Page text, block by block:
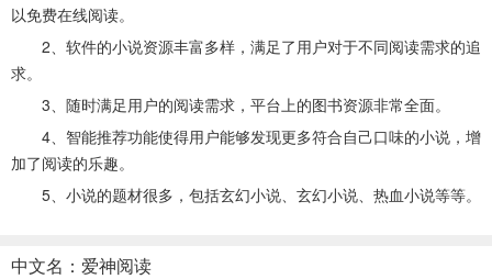
以免费在线阅读。
2、软件的小说资源丰富多样，满足了用户对于不同阅读需求的追
求。
3、随时满足用户的阅读需求，平台上的图书资源非常全面。
4、智能推荐功能使得用户能够发现更多符合自己口味的小说，增
加了阅读的乐趣。
5、小说的题材很多，包括玄幻小说、玄幻小说、热血小说等等。
中文名：爱神阅读